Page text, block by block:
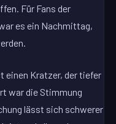
Für Fans der
es ein Nachmittag,
einen Kratzer, der tiefer
war die Stimmung
lässt sich schwerer